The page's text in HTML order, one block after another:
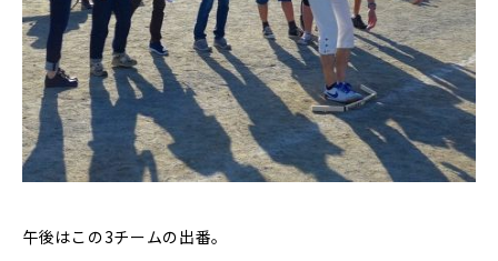
午後はこの3チームの出番。